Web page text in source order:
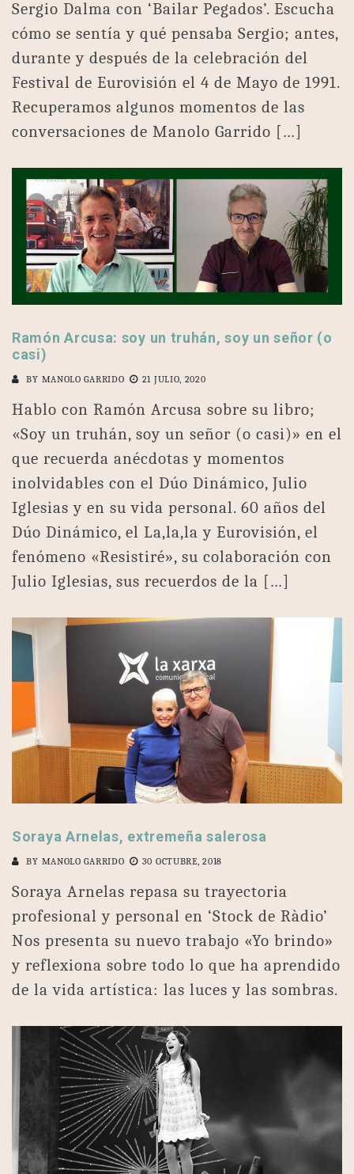
Sergio Dalma con ‘Bailar Pegados’. Escucha
cómo se sentía y qué pensaba Sergio; antes,
durante y después de la celebración del
Festival de Eurovisión el 4 de Mayo de 1991.
Recuperamos algunos momentos de las
conversaciones de Manolo Garrido […]
Ramón Arcusa: soy un truhán, soy un señor (o
casi)
BY MANOLO GARRIDO 21 JULIO, 2020
Hablo con Ramón Arcusa sobre su libro;
«Soy un truhán, soy un señor (o casi)» en el
que recuerda anécdotas y momentos
inolvidables con el Dúo Dinámico, Julio
Iglesias y en su vida personal. 60 años del
Dúo Dinámico, el La,la,la y Eurovisión, el
fenómeno «Resistiré», su colaboración con
Julio Iglesias, sus recuerdos de la […]
Soraya Arnelas, extremeña salerosa
BY MANOLO GARRIDO 30 OCTUBRE, 2018
Soraya Arnelas repasa su trayectoria
profesional y personal en ‘Stock de Ràdio’
Nos presenta su nuevo trabajo «Yo brindo»
y reflexiona sobre todo lo que ha aprendido
de la vida artística: las luces y las sombras.